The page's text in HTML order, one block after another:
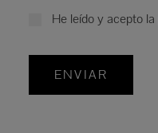
He leído y acepto la
ENVIAR